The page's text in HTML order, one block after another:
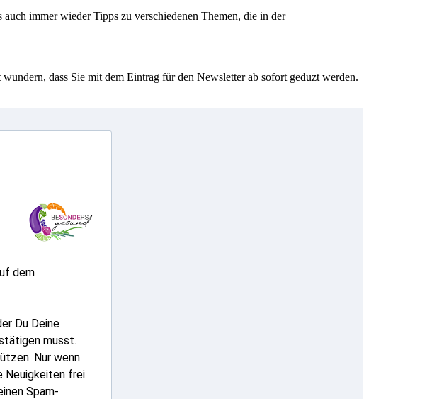
immer wieder Tipps zu verschiedenen Themen, die in der
dass Sie mit dem Eintrag für den Newsletter ab sofort geduzt werden.
dem
Du Deine
musst.
Nur wenn
Neuigkeiten frei
Spam-